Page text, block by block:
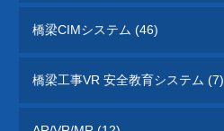
橋梁CIMシステム (46)
橋梁工事VR 安全教育システム (7)